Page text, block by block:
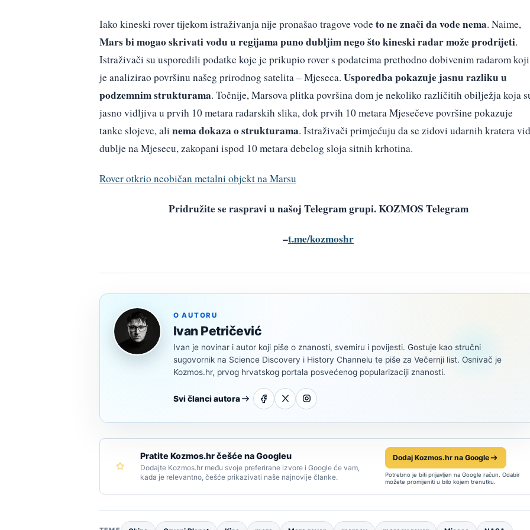
Iako kineski rover tijekom istraživanja nije pronašao tragove vodeto ne znači da vode nema. Naime,
Mars bi mogao skrivati vodu u regijama puno dubljim nego što kineski radar može prodrijeti.
Istraživači su usporedili podatke koje je prikupio rover s podatcima prethodno dobivenim radarom koji
je analizirao površinu našeg prirodnog satelita – Mjeseca. Usporedba pokazuje jasnu razliku u
podzemnim strukturama. Točnije, Marsova plitka površina dom je nekoliko različitih obilježja koja
jasno vidljiva u prvih 10 metara radarskih slika, dok prvih 10 metara Mjesečeve površine pokazuje
tanke slojeve, ali nema dokaza o strukturama. Istraživači primjećuju da se zidovi udarnih kratera
dublje na Mjesecu, zakopani ispod 10 metara debelog sloja sitnih krhotina.
Rover otkrio neobičan metalni objekt na Marsu
Pridružite se raspravi u našoj Telegram grupi. KOZMOS Telegram
–t.me/kozmoshr
O AUTORU
Ivan Petričević
Ivan je novinar i autor koji piše o znanosti, svemiru i povijesti. Gostuje kao stručni
sugovornik na Science Discovery i History Channelu te piše za Večernji list. Osnivač je
Kozmos.hr, prvog hrvatskog portala posvećenog popularizaciji znanosti.
Svi članci autora
Pratite Kozmos.hr češće na Googleu
Dodajte Kozmos.hr među svoje preferirane izvore i Google će vam,
kada je relevantno, češće prikazivati naše najnovije članke.
Dodaj Kozmos.hr na Google
Potrebno je biti prijavljen na Google račun. Odabir
možete promijeniti u bilo kojem trenutku.